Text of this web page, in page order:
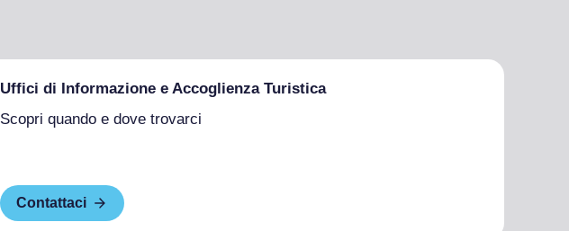
Uffici di Informazione e Accoglienza Turistica
Scopri quando e dove trovarci
Contattaci